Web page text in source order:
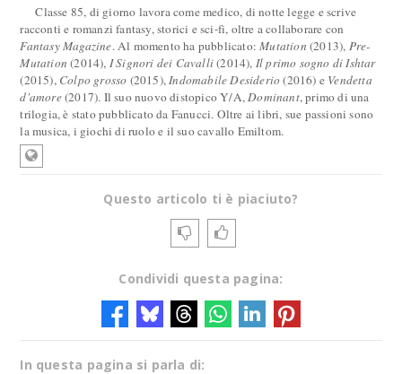
Classe 85, di giorno lavora come medico, di notte legge e scrive
racconti e romanzi fantasy, storici e sci-fi, oltre a collaborare con
Fantasy Magazine. Al momento ha pubblicato:Mutation (2013), Pre-
Mutation (2014), I Signori dei Cavalli(2014), Il primo sogno di Ishtar
(2015), Colpo grosso (2015),Indomabile Desiderio (2016) e Vendetta
d'amore(2017). Il suo nuovo distopico Y/A,Dominant, primo di una
trilogia, è stato pubblicato da Fanucci. Oltre ai libri, sue passioni sono
la musica, i giochi di ruolo e il suo cavallo Emiltom.
Questo articolo ti è piaciuto?
Condividi questa pagina:
In questa pagina si parla di: